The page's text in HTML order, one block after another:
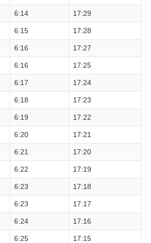
6:14 17:29
6:15 17:28
6:16 17:27
6:16 17:25
6:17 17:24
6:18 17:23
6:19 17:22
6:20 17:21
6:21 17:20
6:22 17:19
6:23 17:18
6:23 17:17
6:24 17:16
6:25 17:15